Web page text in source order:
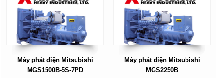
Máy phát điện Mitsubishi
MGS1500B-5S-7PD
Máy phát điện Mitsubishi
MGS2250B